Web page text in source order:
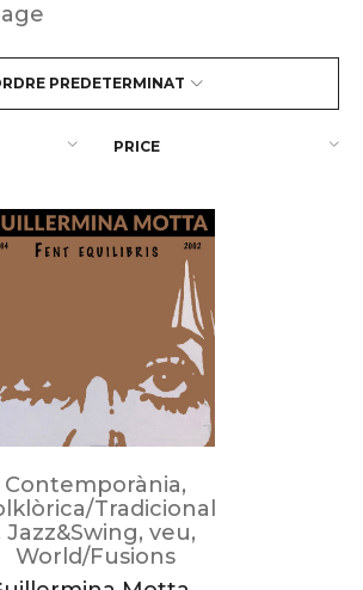
PREDETERMINAT
PRICE
Contemporània,
Tradicional
Jazz&Swing, veu,
World/Fusions